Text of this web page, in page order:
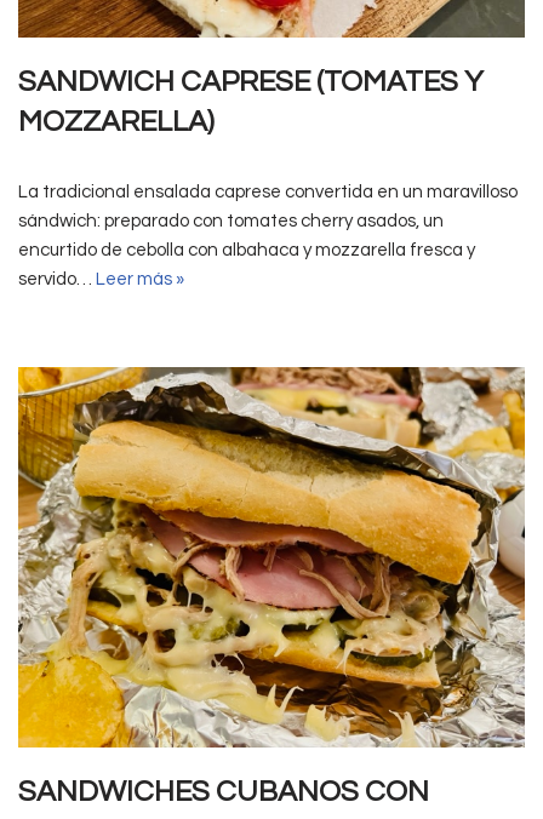
SANDWICH CAPRESE (TOMATES Y
MOZZARELLA)
La tradicional ensalada caprese convertida en un maravilloso
sándwich: preparado con tomates cherry asados, un
encurtido de cebolla con albahaca y mozzarella fresca y
servido… Leer más »
SANDWICHES CUBANOS CON